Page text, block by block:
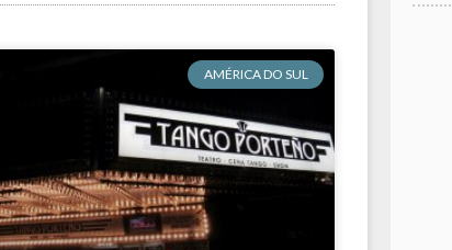
AMÉRICA DO SUL